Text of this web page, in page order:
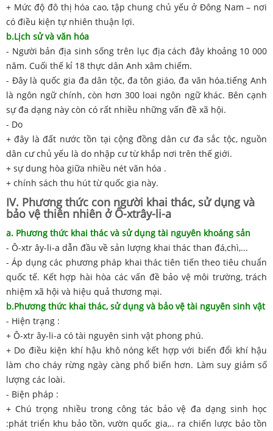
+ Mức độ đô thị hóa cao, tập chung chủ yếu ở Đông Nam – nơi
có điều kiện tự nhiên thuận lợi.
b.Lịch sử và văn hóa
- Người bản địa sinh sống trên lục địa cách đây khoảng 10 000
năm. Cuối thế kỉ 18 thực dân Anh xâm chiếm.
- Đây là quốc gia đa dân tộc, đa tôn giáo, đa văn hóa.tiếng Anh
là ngôn ngữ chính, còn hơn 300 loai ngôn ngữ khác. Bên cạnh
sự đa dạng này còn có rất nhiều những vấn đề xã hội.
- Do
+ đây là đất nước tồn tại cộng đồng dân cư đa sắc tộc, nguồn
dân cư chủ yếu là do nhập cư từ khắp nơi trên thế giới.
+ sự dung hòa giữa nhiều nét văn hóa .
+ chính sách thu hút từ quốc gia này.
IV. Phương thức con người khai thác, sử dụng và
bảo vệ thiên nhiên ở Ô-xtrây-li-a
a. Phương thức khai thác và sử dụng tài nguyên khoáng sản
- Ô-xtr ây-li-a dẫn đầu về sản lượng khai thác than đá,chì,...
- Áp dụng các phương pháp khai thác tiên tiến theo tiêu chuẩn
quốc tế. Kết hợp hài hòa các vấn đề bảo vệ môi trường, trách
nhiệm xã hội và hiệu quả thương mại.
b.Phương thức khai thác, sử dụng và bảo vệ tài nguyên sinh vật
- Hiện trạng :
+ Ô-xtr ây-li-a có tài nguyên sinh vật phong phú.
+ Do điều kiện khí hậu khô nóng kết hợp với biến đổi khí hậu
làm cho cháy rừng ngày càng phổ biến hơn. Làm suy giảm số
lượng các loài.
- Biện pháp :
+ Chú trọng nhiều trong công tác bảo vệ đa dạng sinh học
:phát triển khu bảo tồn, vườn quốc gia,.. ra chiến lược bảo tồn